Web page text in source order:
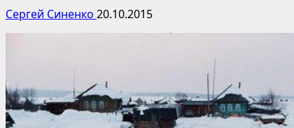
Сергей Синенко 20.10.2015